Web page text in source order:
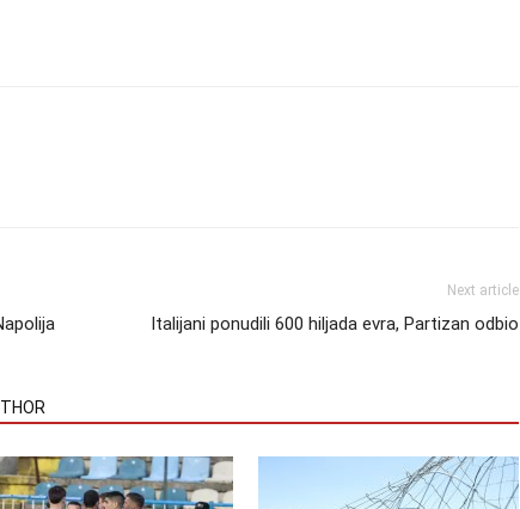
Next article
Italijani ponudili 600 hiljada evra, Partizan odbio